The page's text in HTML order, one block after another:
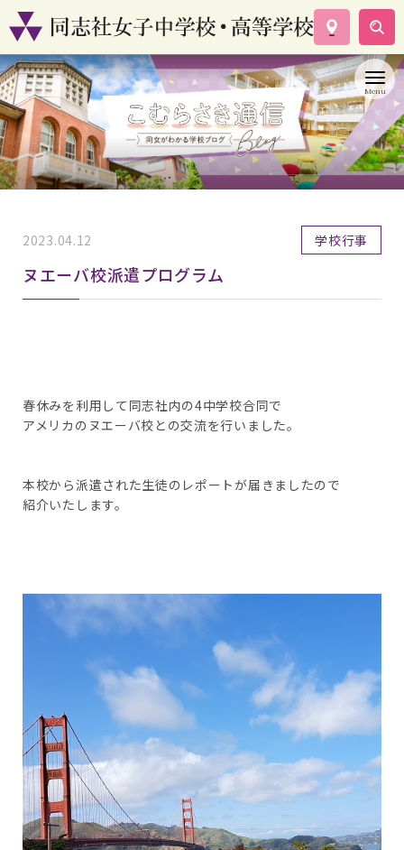
学校案内
コース紹介
学校生活
入試情報
資料請求
2023.04.12 学校行事
ヌエーバ校派遣プログラム
春休みを利用して同志社内の4中学校合同で
アメリカのヌエーバ校との交流を行いました。
本校から派遣された生徒のレポートが届きましたので
紹介いたします。